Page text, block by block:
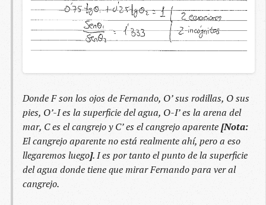
Donde F son los ojos de Fernando, O’ sus rodillas, O sus
pies, O’-I es la superficie del agua, O-I’ es la arena del
mar, C es el cangrejo y C’ es el cangrejo aparente[Nota:
El cangrejo aparente no está realmente ahí, pero a eso
llegaremos luego]. I es por tanto el punto de la superficie
del agua donde tiene que mirar Fernando para ver al
cangrejo.